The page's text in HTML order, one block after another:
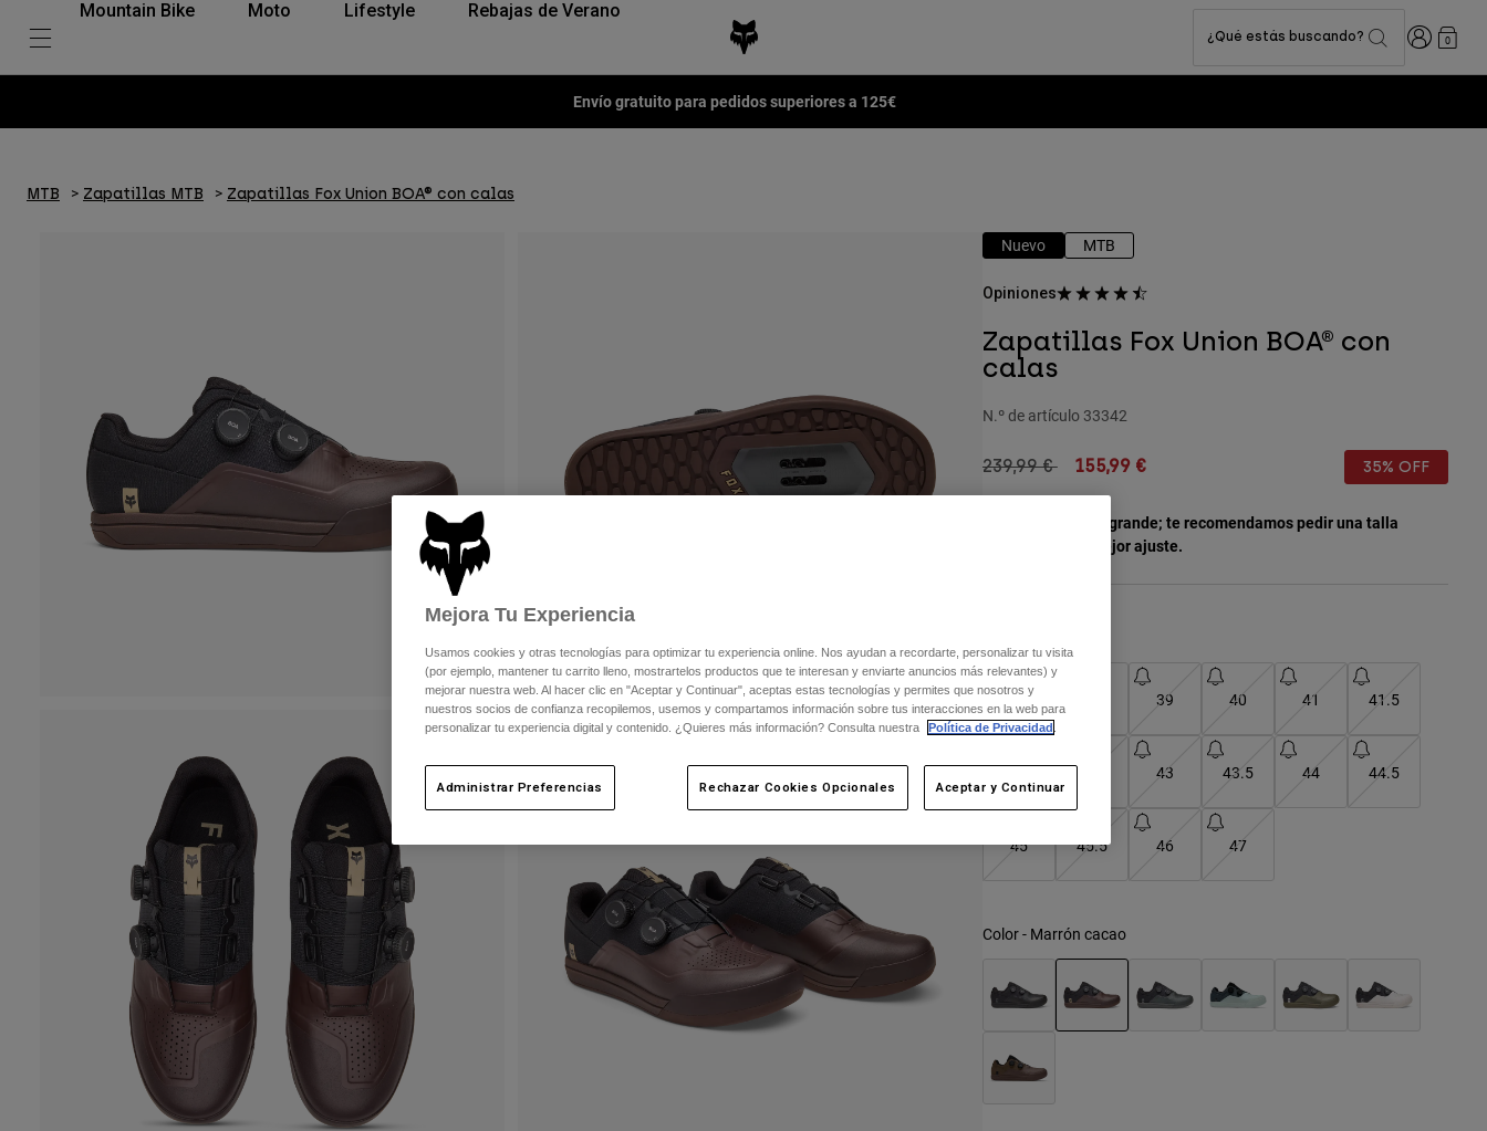
Mountain Bike Moto Lifestyle Rebajas de Verano
¿Qué estás buscando? Iniciar0
Envío gratuito para pedidos superiores a 125€
MTB Zapatillas MTB Zapatillas Fox Union BOA® con calas
Nuevo MTB
Opiniones
Zapatillas Fox Union BOA® con
calas
N.º de artículo 33342
Price reduced from
239,99 €to155,99 € 35% OFF
Este modelo talla grande; te recomendamos pedir una talla
menos para un mejor ajuste.
37 39 40 41 41.5
42 42.5 43 43.5 44 44.5
45 45.5 46 47
Color - Marrón cacao
Mejora Tu Experiencia
Usamos cookies y otras tecnologías para optimizar tu experiencia online. Nos ayudan a recordarte, personalizar tu visita
(por ejemplo, mantener tu carrito lleno, mostrartelos productos que te interesan y enviarte anuncios más relevantes) y
mejorar nuestra web. Al hacer clic en "Aceptar y Continuar", aceptas estas tecnologías y permites que nosotros y
nuestros socios de confianza recopilemos, usemos y compartamos información sobre tus interacciones en la web para
personalizar tu experiencia digital y contenido. ¿Quieres más información? Consulta nuestra
Política de Privacidad .
Administrar Preferencias Rechazar Cookies Opcionales Aceptar y Continuar